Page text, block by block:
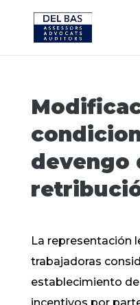
devengo
La representación
trabajadoras
establecimiento